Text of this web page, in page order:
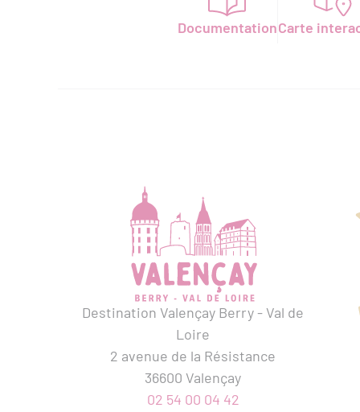
Autre tarif
Services
Animaux acceptés
Équipements
Aire de pique-nique
Location de salles
ACCESSIBILITÉ Accès PMR
DocumentationCarte
Destination Valençay Berry - Val de
Loire
2 avenue de la Résistance
36600 Valençay
02 54 00 04 42